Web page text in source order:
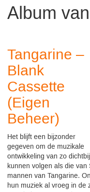
Album
Tangarine –
Blank
Cassette
(Eigen
Beheer)
Het blijft een bijzonder
gegeven om de muzikale
ontwikkeling van zo
kunnen volgen als die
mannen van Tangarine.
hun muziek al vroeg in de